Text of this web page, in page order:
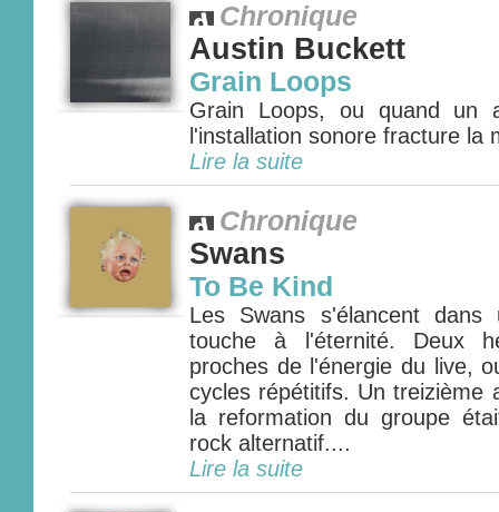
Chronique
Austin Buckett
Grain Loops
Grain Loops, ou quand un
l'installation sonore fracture la
Lire la suite
Chronique
Swans
To Be Kind
Les Swans s'élancent dans
touche à l'éternité. Deux
proches de l'énergie du live,
cycles répétitifs. Un treizième
la reformation du groupe
rock alternatif....
Lire la suite